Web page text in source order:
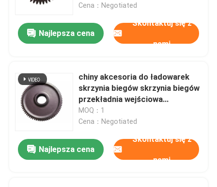
Cena：Negotiated
Najlepsza cena
Skontaktuj się z
nami
chiny akcesoria do ładowarek
skrzynia biegów skrzynia biegów
przekładnia wejściowa
4644311117 przekładnia
wejściowa
MOQ：1
Cena：Negotiated
Najlepsza cena
Skontaktuj się z
nami